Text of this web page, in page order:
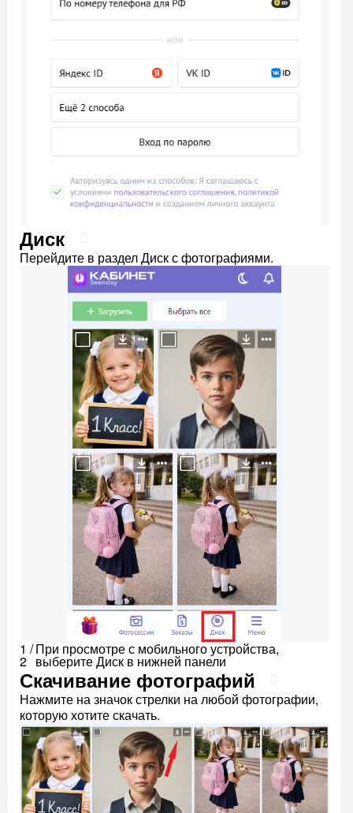
Диск
Перейдите в раздел Диск с фотографиями.
1 /
2
При просмотре с мобильного устройства,
выберите Диск в нижней панели
Скачивание фотографий
Нажмите на значок стрелки на любой фотографии,
которую хотите скачать.